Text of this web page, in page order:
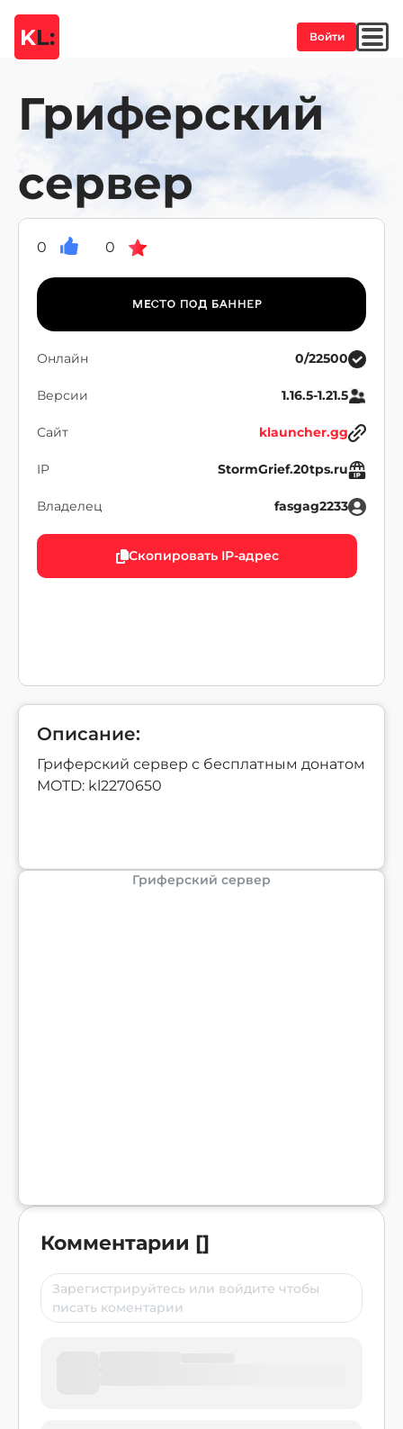
KL: Войти
Гриферский
сервер
0 0
Онлайн 0/22500
Версии 1.16.5-1.21.5
Сайт klauncher.gg
IP StormGrief.20tps.ru
Владелец fasgag2233
Скопировать IP-адрес
Описание:
Гриферский сервер с бесплатным донатом
MOTD: kl2270650
Гриферский сервер
Комментарии []